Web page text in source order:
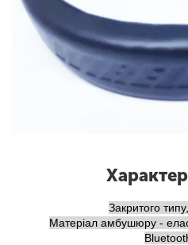
Закритого
Матеріал амбушюру -